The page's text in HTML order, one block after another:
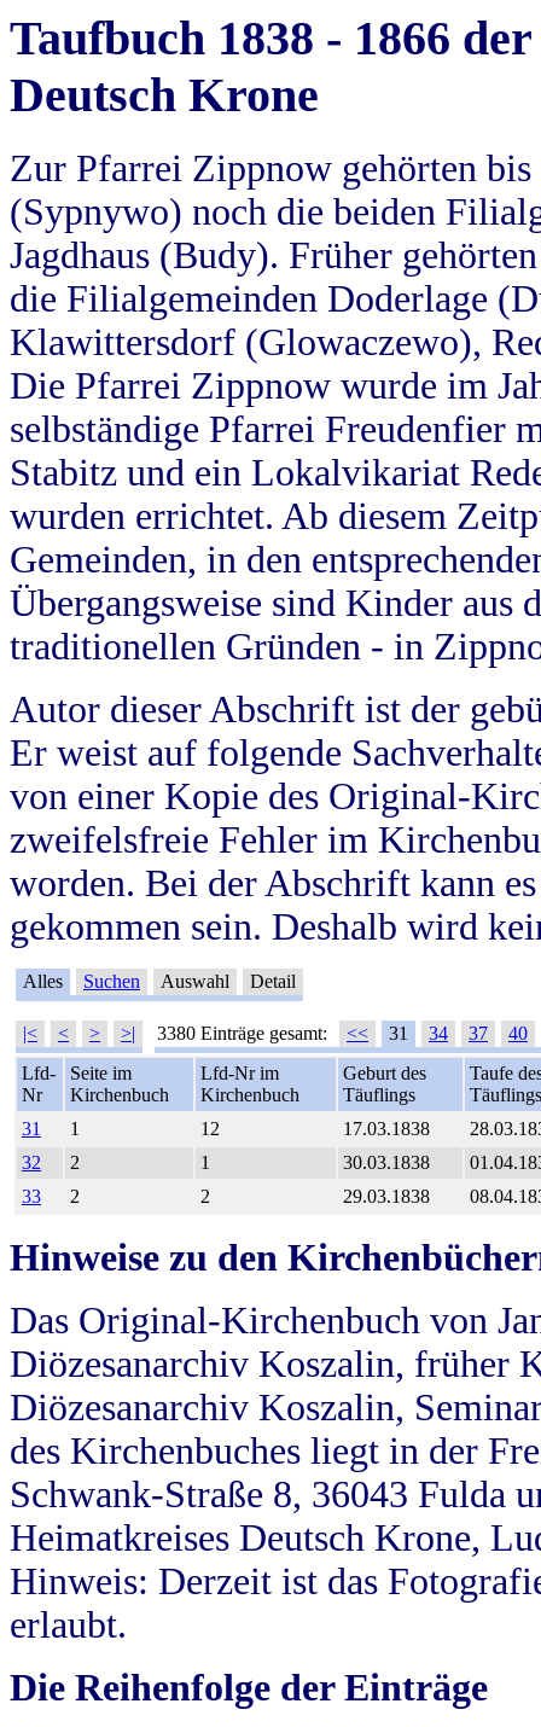
Taufbuch 1838 - 1866
Deutsch Krone
Zur Pfarrei Zippnow gehörten
(Sypnywo) noch die beiden
Jagdhaus (Budy). Früher
die Filialgemeinden Doderlage
Klawittersdorf (Glowaczewo),
Die Pfarrei Zippnow wurde im
selbständige Pfarrei Freudenfier
Stabitz und ein Lokalvikariat
wurden errichtet. Ab diesem
Gemeinden, in den
Übergangsweise sind Kinder aus
traditionellen Gründen - in
Autor dieser Abschrift ist der
Er weist auf folgende
von einer Kopie des Original-
zweifelsfreie Fehler im
worden. Bei der Abschrift kann
gekommen sein. Deshalb wird
Alles Suchen Auswahl Detail
|< < > >| 3380 Einträge gesamt: << 31 34 37
40
Lfd-
Nr
Seite im
Kirchenbuch
Lfd-Nr im
Kirchenbuch
Geburt des
Täuflings
Taufe
Täuflings
31
1 12 17.03.1838
32
2 1 30.03.1838
33
2 2 29.03.1838
Hinweise zu den
Das Original-Kirchenbuch von
Diözesanarchiv Koszalin, früher
Diözesanarchiv Koszalin,
des Kirchenbuches liegt in der
Schwank-Straße 8, 36043 Fulda
Heimatkreises Deutsch Krone,
Hinweis: Derzeit ist das
erlaubt.
Die Reihenfolge der Einträge